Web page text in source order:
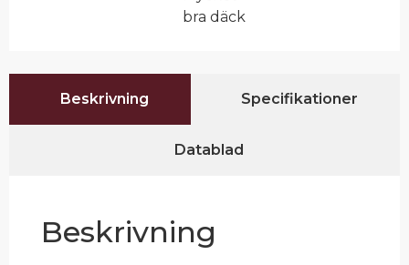
bra däck
Beskrivning Specifikationer
Datablad
Beskrivning